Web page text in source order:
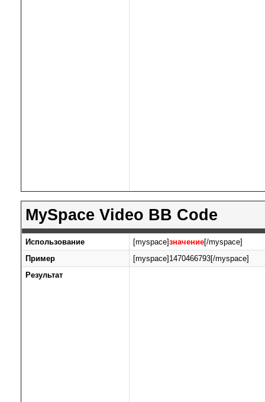
MySpace Video BB Code
Использование [myspace]значение[/myspace]
Пример
[myspace]1470466793[/myspace]
Результат